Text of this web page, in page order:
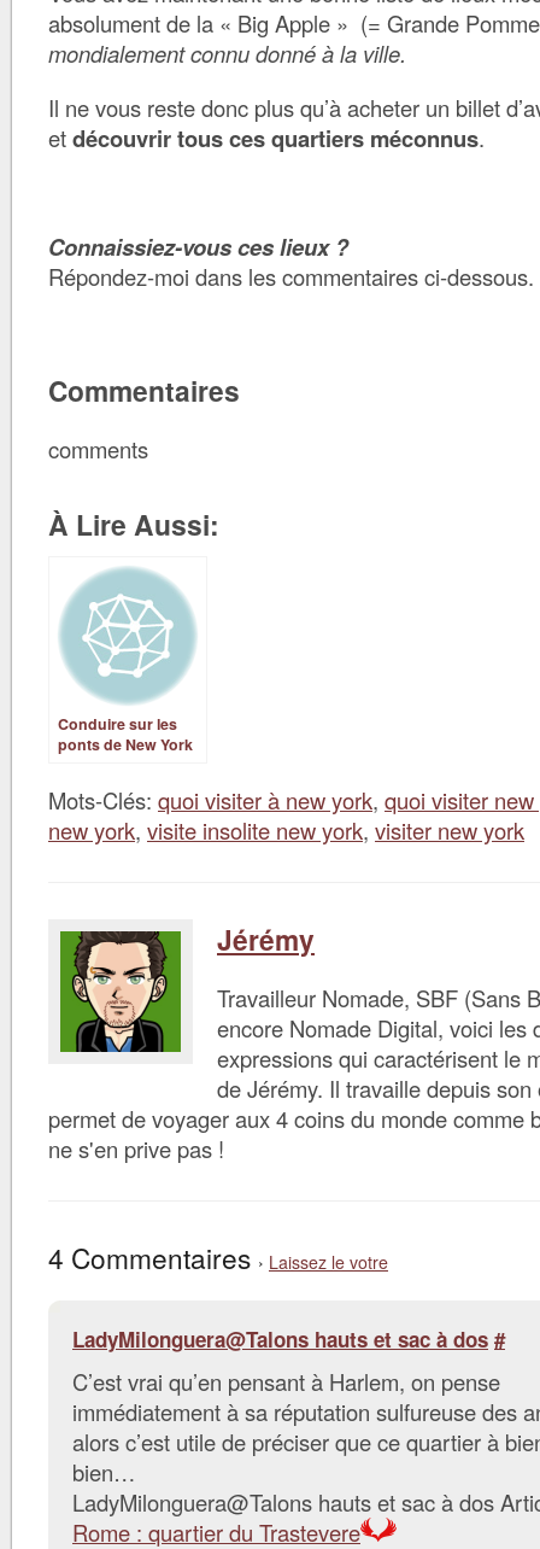
absolument de la « Big Apple » (= Grande
mondialement connu donné à la ville.
Il ne vous reste donc plus qu’à acheter un billet
etdécouvrir tous ces quartiers méconnus.
Connaissiez-vous ces lieux ?
Répondez-moi dans les commentaires ci-dessous.
Commentaires
comments
À Lire Aussi:
Conduire sur les
ponts de New York
Mots-Clés: quoi visiter à new york, quoi visiter
new york, visite insolite new york, visiter new york
Jérémy
Travailleur Nomade, SBF (Sans
encore Nomade Digital, voici les
expressions qui caractérisent le
de Jérémy. Il travaille depuis
permet de voyager aux 4 coins du monde comme
ne s'en prive pas !
4 Commentaires › Laissez le votre
LadyMilonguera@Talons hauts et sac à dos #
C’est vrai qu’en pensant à Harlem, on pense
immédiatement à sa réputation sulfureuse des
alors c’est utile de préciser que ce quartier à
bien…
LadyMilonguera@Talons hauts et sac à dos
Rome : quartier du Trastevere